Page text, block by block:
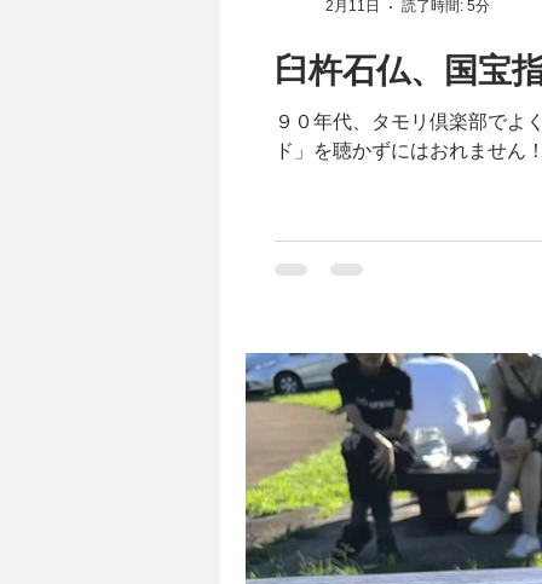
臼杵石仏、国宝
９０年代、タモリ倶楽部でよ
ド」を聴かずにはおれません
2月11日 読了時間: 5分